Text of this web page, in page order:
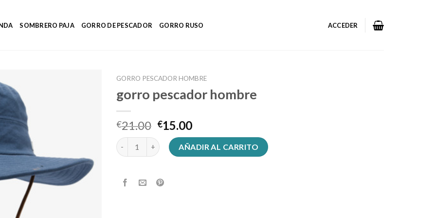
SOMBRERO PAJA GORRO DE PESCADOR GORRO RUSO ACCEDER
GORRO PESCADOR HOMBRE
gorro pescador hombre
€21.00 €15.00
gorro pescador hombre cantidad
AÑADIR AL CARRITO